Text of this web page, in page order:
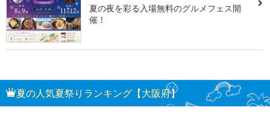
夏の夜を彩る入場無料のグルメフェス開
催！
夏の人気夏祭りランキング【大阪府】